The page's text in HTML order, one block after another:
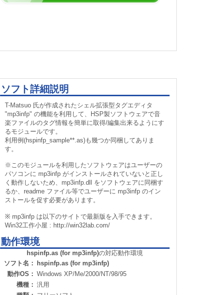
ソフト詳細説明
T-Matsuo 氏が作成されたシェル拡張型タグエディタ
"mp3infp" の機能を利用して、HSP製ソフトウェアで音
楽ファイルのタグ情報を簡単に取得/編集出来るようにす
るモジュールです。
利用例(hspinfp_sample**.as)も幾つか同梱してありま
す。
※このモジュールを利用したソフトウェアはユーザーの
パソコンに mp3infp がインストールされていないと正し
く動作しないため、mp3infp.dll をソフトウェアに同梱す
るか、readme ファイル等でユーザーに mp3infp のイン
ストールを促す必要があります。
※ mp3infp は以下のサイトで最新版を入手できます。
Win32工作小屋 : http://win32lab.com/
動作環境
hspinfp.as (for mp3infp)の対応動作環境
ソフト名：
hspinfp.as (for mp3infp)
動作OS： Windows XP/Me/2000/NT/98/95
機種： 汎用